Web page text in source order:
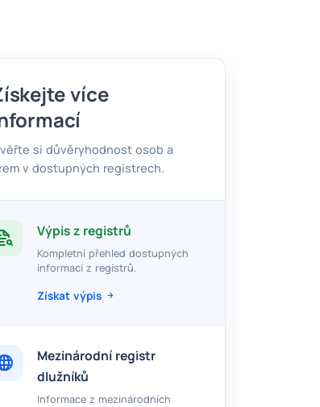
více
si důvěryhodnost osob a
v dostupných registrech.
Výpis z registrů
Kompletní přehled dostupných
informací z registrů.
Získat výpis
Mezinárodní registr
dlužníků
Informace z mezinárodních